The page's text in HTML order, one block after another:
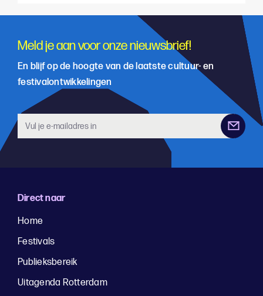
Meld je aan voor onze nieuwsbrief!
En blijf op de hoogte van de laatste cultuur- en
festivalontwikkelingen
Direct naar
Home
Festivals
Publieksbereik
Uitagenda Rotterdam